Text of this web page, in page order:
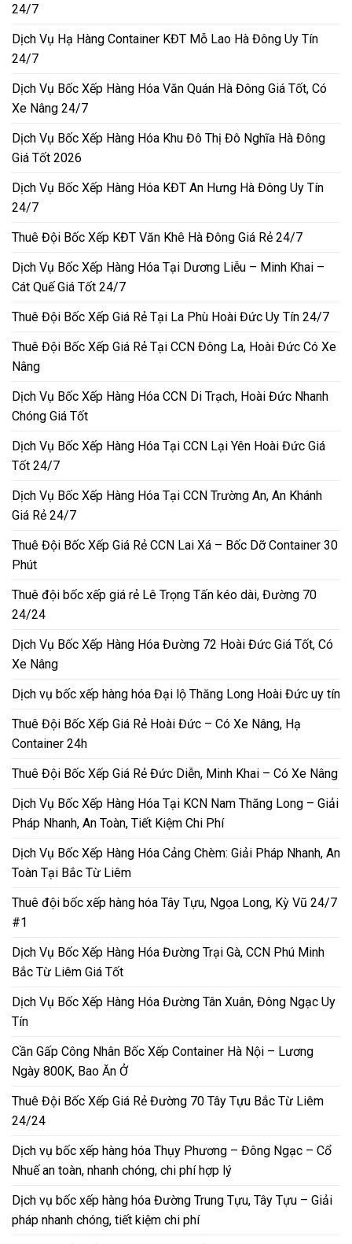
24/7
Dịch Vụ Hạ Hàng Container KĐT Mỗ Lao Hà Đông Uy Tín
24/7
Dịch Vụ Bốc Xếp Hàng Hóa Văn Quán Hà Đông Giá Tốt, Có
Xe Nâng 24/7
Dịch Vụ Bốc Xếp Hàng Hóa Khu Đô Thị Đô Nghĩa Hà Đông
Giá Tốt 2026
Dịch Vụ Bốc Xếp Hàng Hóa KĐT An Hưng Hà Đông Uy Tín
24/7
Thuê Đội Bốc Xếp KĐT Văn Khê Hà Đông Giá Rẻ 24/7
Dịch Vụ Bốc Xếp Hàng Hóa Tại Dương Liễu – Minh Khai –
Cát Quế Giá Tốt 24/7
Thuê Đội Bốc Xếp Giá Rẻ Tại La Phù Hoài Đức Uy Tín 24/7
Thuê Đội Bốc Xếp Giá Rẻ Tại CCN Đông La, Hoài Đức Có Xe
Nâng
Dịch Vụ Bốc Xếp Hàng Hóa CCN Di Trạch, Hoài Đức Nhanh
Chóng Giá Tốt
Dịch Vụ Bốc Xếp Hàng Hóa Tại CCN Lại Yên Hoài Đức Giá
Tốt 24/7
Dịch Vụ Bốc Xếp Hàng Hóa Tại CCN Trường An, An Khánh
Giá Rẻ 24/7
Thuê Đội Bốc Xếp Giá Rẻ CCN Lai Xá – Bốc Dỡ Container 30
Phút
Thuê đội bốc xếp giá rẻ Lê Trọng Tấn kéo dài, Đường 70
24/24
Dịch Vụ Bốc Xếp Hàng Hóa Đường 72 Hoài Đức Giá Tốt, Có
Xe Nâng
Dịch vụ bốc xếp hàng hóa Đại lộ Thăng Long Hoài Đức uy tín
Thuê Đội Bốc Xếp Giá Rẻ Hoài Đức – Có Xe Nâng, Hạ
Container 24h
Thuê Đội Bốc Xếp Giá Rẻ Đức Diễn, Minh Khai – Có Xe Nâng
Dịch Vụ Bốc Xếp Hàng Hóa Tại KCN Nam Thăng Long – Giải
Pháp Nhanh, An Toàn, Tiết Kiệm Chi Phí
Dịch Vụ Bốc Xếp Hàng Hóa Cảng Chèm: Giải Pháp Nhanh, An
Toàn Tại Bắc Từ Liêm
Thuê đội bốc xếp hàng hóa Tây Tựu, Ngọa Long, Kỳ Vũ 24/7
#1
Dịch Vụ Bốc Xếp Hàng Hóa Đường Trại Gà, CCN Phú Minh
Bắc Từ Liêm Giá Tốt
Dịch Vụ Bốc Xếp Hàng Hóa Đường Tân Xuân, Đông Ngạc Uy
Tín
Cần Gấp Công Nhân Bốc Xếp Container Hà Nội – Lương
Ngày 800K, Bao Ăn Ở
Thuê Đội Bốc Xếp Giá Rẻ Đường 70 Tây Tựu Bắc Từ Liêm
24/24
Dịch vụ bốc xếp hàng hóa Thụy Phương – Đông Ngạc – Cổ
Nhuế an toàn, nhanh chóng, chi phí hợp lý
Dịch vụ bốc xếp hàng hóa Đường Trung Tựu, Tây Tựu – Giải
pháp nhanh chóng, tiết kiệm chi phí